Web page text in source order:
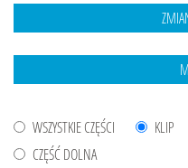
WSZYSTKIE CZĘŚCI KLIP
CZĘŚĆ DOLNA